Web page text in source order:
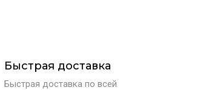
Быстрая доставка
Быстрая доставка по всей